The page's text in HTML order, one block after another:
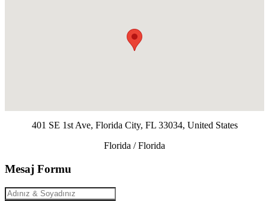
401 SE 1st Ave, Florida City, FL 33034, United States
Florida / Florida
Mesaj Formu